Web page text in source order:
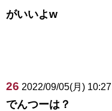
がいいよw
26 2022/09/05(月)
でんつーは？